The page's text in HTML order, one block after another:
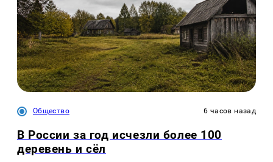
Общество 6 часов назад
В России за год исчезли более 100
деревень и сёл